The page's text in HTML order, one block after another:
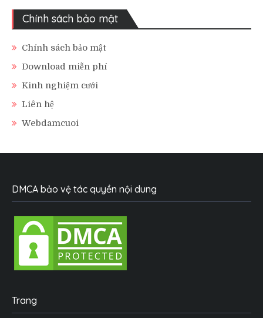
Chính sách bảo mật
Chính sách bảo mật
Download miễn phí
Kinh nghiệm cưới
Liên hệ
Webdamcuoi
DMCA bảo vệ tác quyền nội dung
Trang